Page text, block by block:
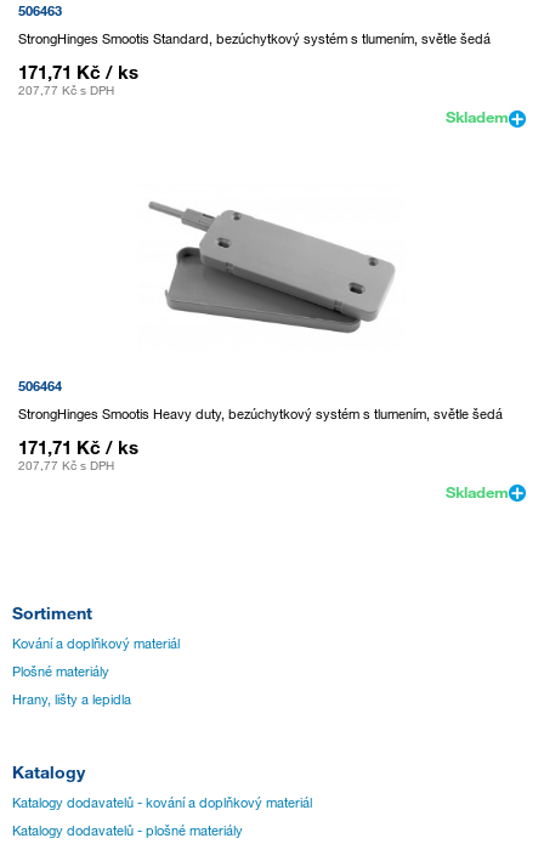
506463
StrongHinges Smootis Standard, bezúchytkový systém s tlumením, světle šedá
171,71 Kč / ks
207,77 Kč s DPH
Skladem
506464
StrongHinges Smootis Heavy duty, bezúchytkový systém s tlumením, světle šedá
171,71 Kč / ks
207,77 Kč s DPH
Skladem
Sortiment
Kování a doplňkový materiál
Plošné materiály
Hrany, lišty a lepidla
Katalogy
Katalogy dodavatelů - kování a doplňkový materiál
Katalogy dodavatelů - plošné materiály